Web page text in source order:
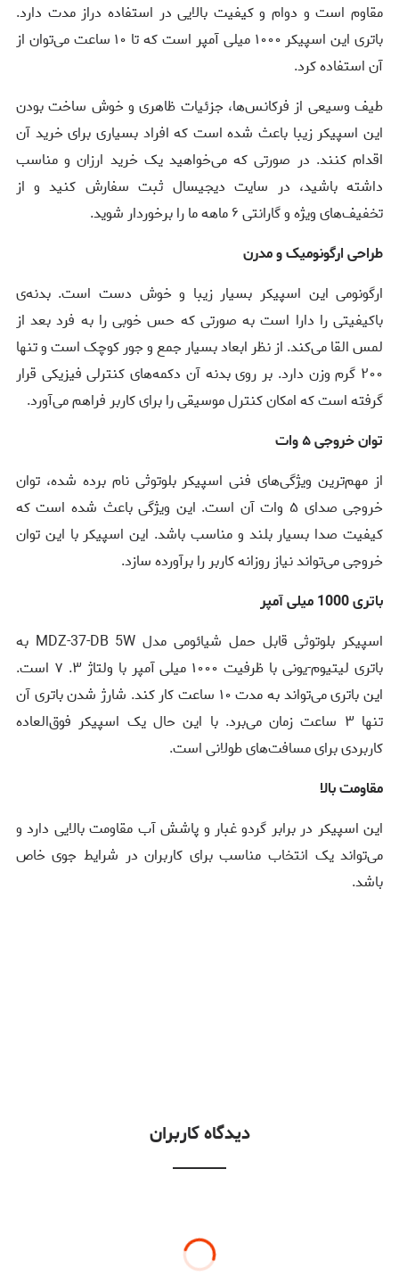
مقاوم است و دوام و کیفیت بالایی در استفاده دراز مدت دارد.
باتری این اسپیکر ۱۰۰۰ میلی آمپر است که تا ۱۰ ساعت می‌توان از
آن استفاده کرد.
طیف وسیعی از فرکانس‌ها، جزئیات ظاهری و خوش ساخت بودن
این اسپیکر زیبا باعث شده است که افراد بسیاری برای خرید آن
اقدام کنند. در صورتی که می‌خواهید یک خرید ارزان و مناسب
داشته باشید، در سایت دیجیسال ثبت سفارش کنید و از
تخفیف‌های ویژه و گارانتی ۶ ماهه ما را برخوردار شوید.
طراحی ارگونومیک و مدرن
ارگونومی این اسپیکر بسیار زیبا و خوش دست است. بدنه‌ی
باکیفیتی را دارا است به صورتی که حس خوبی را به فرد بعد از
لمس القا می‌کند. از نظر ابعاد بسیار جمع و جور کوچک است و تنها
۲۰۰ گرم وزن دارد. بر روی بدنه آن دکمه‌های کنترلی فیزیکی قرار
گرفته است که امکان کنترل موسیقی را برای کاربر فراهم می‌آورد.
توان خروجی ۵ وات
از مهم‌ترین ویژگی‌های فنی اسپیکر بلوتوثی نام برده شده، توان
خروجی صدای ۵ وات آن است. این ویژگی باعث شده است که
کیفیت صدا بسیار بلند و مناسب باشد. این اسپیکر با این توان
خروجی می‌تواند نیاز روزانه کاربر را برآورده سازد.
باتری 1000 میلی آمپر
اسپیکر بلوتوثی قابل حمل شیائومی مدل MDZ-37-DB 5W به
باتری لیتیوم-یونی با ظرفیت ۱۰۰۰ میلی آمپر با ولتاژ ۳. ۷ است.
این باتری می‌تواند به مدت ۱۰ ساعت کار کند. شارژ شدن باتری آن
تنها ۳ ساعت زمان می‌برد. با این حال یک اسپیکر فوق‌العاده
کاربردی برای مسافت‌های طولانی است.
مقاومت بالا
این اسپیکر در برابر گردو غبار و پاشش آب مقاومت بالایی دارد و
می‌تواند یک انتخاب مناسب برای کاربران در شرایط جوی خاص
باشد.
دیدگاه کاربران